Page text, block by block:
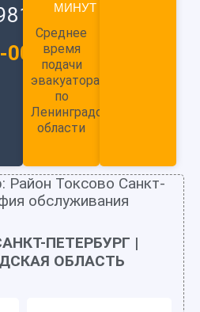
989-
МИНУТ
Среднее
время
подачи
эвакуатора
по
Ленинградской
области
Район Токсово Санкт-
обслуживания
ПЕТЕРБУРГ |
ОБЛАСТЬ